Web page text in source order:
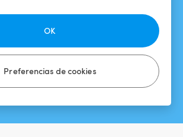
Preferencias de cookies
OK